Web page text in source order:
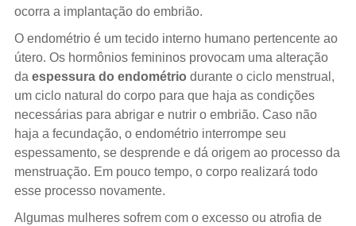
ocorra a implantação do embrião.
O endométrio é um tecido interno humano pertencente ao
útero. Os hormônios femininos provocam uma alteração
da espessura do endométrio durante o ciclo menstrual,
um ciclo natural do corpo para que haja as condições
necessárias para abrigar e nutrir o embrião. Caso não
haja a fecundação, o endométrio interrompe seu
espessamento, se desprende e dá origem ao processo da
menstruação. Em pouco tempo, o corpo realizará todo
esse processo novamente.
Algumas mulheres sofrem com o excesso ou atrofia de